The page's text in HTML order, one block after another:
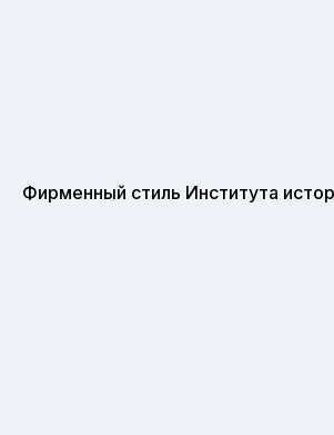
Фирменный стиль Института